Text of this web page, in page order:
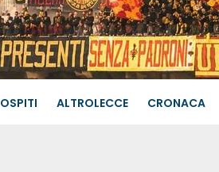
OSPITI ALTROLECCE CRONACA